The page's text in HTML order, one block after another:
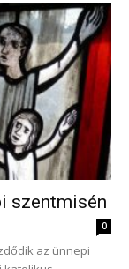
szentmisén
0
az ünnepi